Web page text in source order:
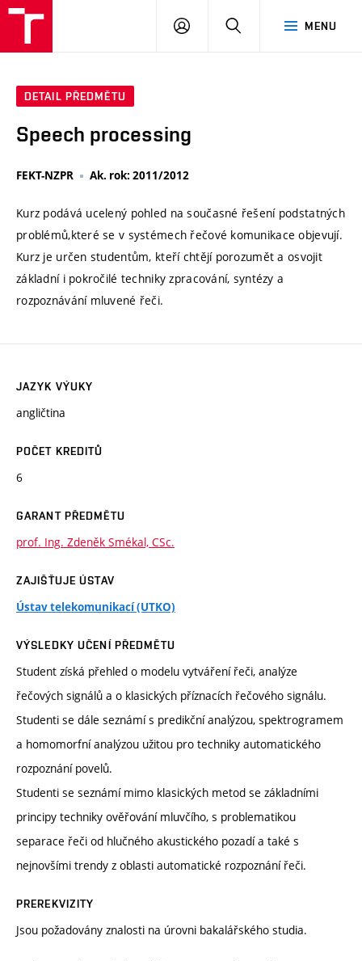
MENU
PŘIHLÁSIT
DETAIL PŘEDMĚTU
Speech processing
FEKT-NZPR Ak. rok: 2011/2012
Kurz podává ucelený pohled na současné řešení podstatných
problémů,které se v systémech řečové komunikace objevují.
Kurz je určen studentům, kteří chtějí porozumět a osvojit
základní i pokročilé techniky zpracování, syntézy a
rozpoznávání mluvené řeči.
JAZYK VÝUKY
angličtina
POČET KREDITŮ
6
GARANT PŘEDMĚTU
prof. Ing. Zdeněk Smékal, CSc.
ZAJIŠŤUJE ÚSTAV
Ústav telekomunikací (UTKO)
VÝSLEDKY UČENÍ PŘEDMĚTU
Student získá přehled o modelu vytváření řeči, analýze
řečových signálů a o klasických příznacích řečového signálu.
Studenti se dále seznámí s predikční analýzou, spektrogramem
a homomorfní analýzou užitou pro techniky automatického
rozpoznání povelů.
Studenti se seznámí mimo klasických metod se základními
principy techniky ověřování mluvčího, s problematikou
separace řeči od hlučného akustického pozadí a také s
nejnovšími trendy z oblasti automatické rozpoznání řeči.
PREREKVIZITY
Jsou požadovány znalosti na úrovni bakalářského studia.